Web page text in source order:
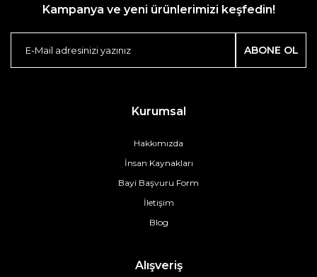
Kampanya ve yeni ürünlerimizi keşfedin!
ABONE OL
Kurumsal
Hakkımızda
İnsan Kaynakları
Bayi Başvuru Form
İletişim
Blog
Alışveriş